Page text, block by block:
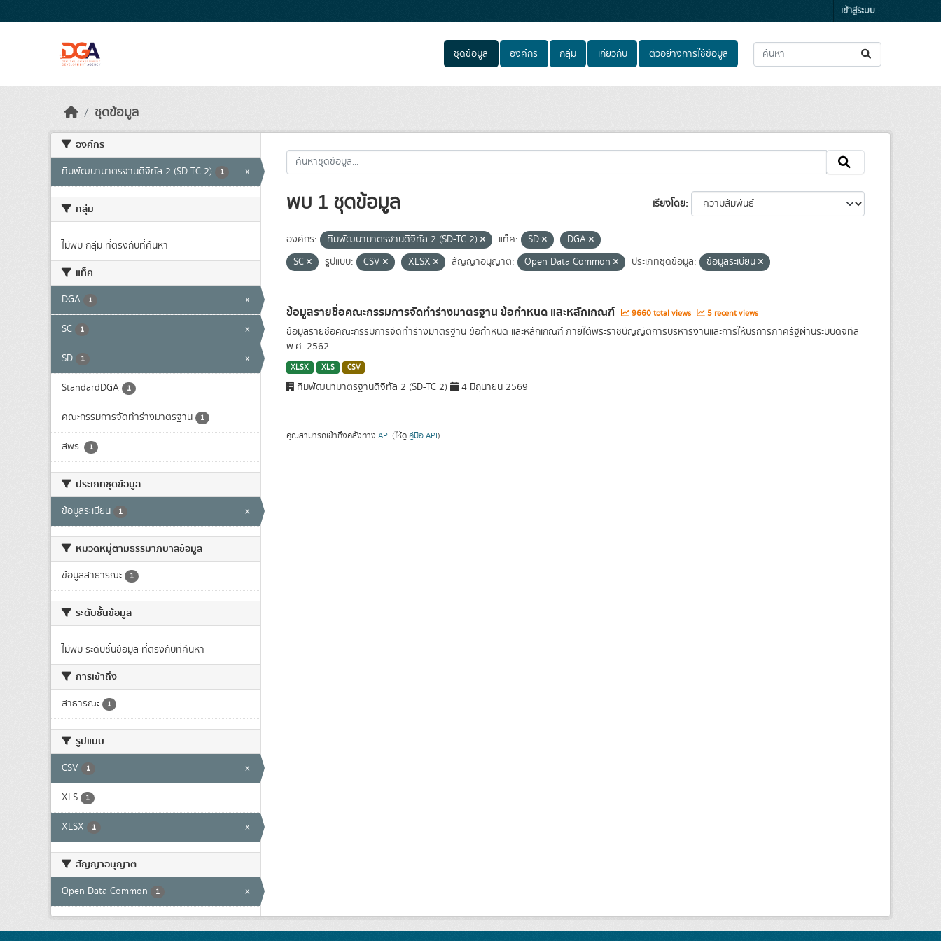
เข้าสู่ระบบ
ชุดข้อมูล องค์กร กลุ่ม เกี่ยวกับ ตัวอย่างการใช้ข้อมูล
ชุดข้อมูล
องค์กร
ทีมพัฒนามาตรฐานดิจิทัล 2 (SD-TC 2) 1 x
กลุ่ม
ไม่พบ กลุ่ม ที่ตรงกับที่ค้นหา
แท็ค
DGA 1 x
SC 1 x
SD 1 x
StandardDGA 1
คณะกรรมการจัดทำร่างมาตรฐาน 1
สพร. 1
ประเภทชุดข้อมูล
ข้อมูลระเบียน 1 x
หมวดหมู่ตามธรรมาภิบาลข้อมูล
ข้อมูลสาธารณะ 1
ระดับชั้นข้อมูล
ไม่พบ ระดับชั้นข้อมูล ที่ตรงกับที่ค้นหา
การเข้าถึง
สาธารณะ 1
รูปแบบ
CSV 1 x
XLS 1
XLSX 1 x
สัญญาอนุญาต
Open Data Common 1 x
เรียงโดย
พบ 1 ชุดข้อมูล
องค์กร: ทีมพัฒนามาตรฐานดิจิทัล 2 (SD-TC 2) แท็ค: SD
DGA
SC
รูปแบบ: CSV XLSX สัญญาอนุญาต: Open Data Common ประเภทชุดข้อมูล: ข้อมูลระเบียน
ข้อมูลรายชื่อคณะกรรมการจัดทำร่างมาตรฐาน ข้อกำหนด และหลักเกณฑ์ 9660 total views 5 recent views
ข้อมูลรายชื่อคณะกรรมการจัดทำร่างมาตรฐาน ข้อกำหนด และหลักเกณฑ์ ภายใต้พระราชบัญญัติการบริหารงานและการให้บริการภาครัฐผ่านระบบดิจิทัล
พ.ศ. 2562
XLSX XLS CSV
ทีมพัฒนามาตรฐานดิจิทัล 2 (SD-TC 2) 4 มิถุนายน 2569
คุณสามารถเข้าถึงคลังทาง API (ให้ดู คู่มือ API).